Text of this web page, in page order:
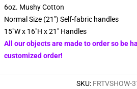
6oz. Mushy Cotton
Normal Size (21") Self-fabric handles
15"W x 16"H x 21" Handles
All our objects are made to order so be
customized order!
SKU: FRTVSHOW-